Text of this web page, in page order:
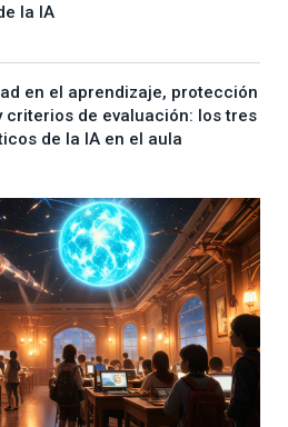
la IA
en el aprendizaje, protección
criterios de evaluación: los tres
de la IA en el aula